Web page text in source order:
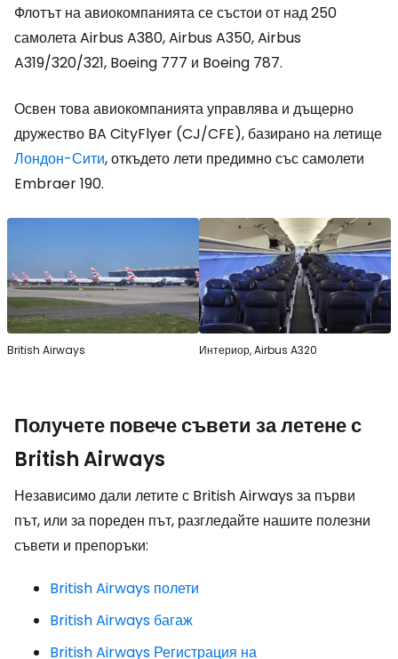
Флотът на авиокомпанията се състои от над 250
самолета Airbus A380, Airbus A350, Airbus
A319/320/321, Boeing 777 и Boeing 787.
Освен това авиокомпанията управлява и дъщерно
дружество BA CityFlyer (CJ/CFE), базирано на летище
Лондон-Сити, откъдето лети предимно със самолети
Embraer 190.
British Airways Интериор, Airbus A320
Получете повече съвети за летене с
British Airways
Независимо дали летите с British Airways за първи
път, или за пореден път, разгледайте нашите полезни
съвети и препоръки:
British Airways полети
British Airways багаж
British Airways Регистрация на